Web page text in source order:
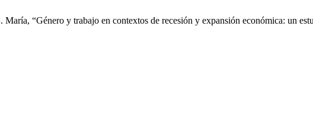
“Género y trabajo en contextos de recesión y expansión económica: un